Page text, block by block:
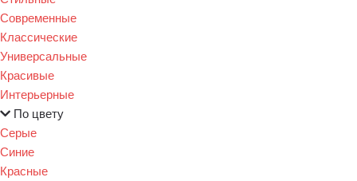
Современные
Классические
Универсальные
Красивые
Интерьерные
По цвету
Серые
Синие
Красные